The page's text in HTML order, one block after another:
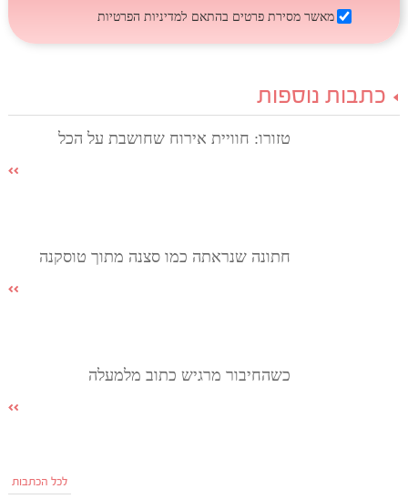
מאשר מסירת פרטים בהתאם למדיניות הפרטיות
כתבות נוספות
טזורו: חוויית אירוח שחושבת על הכל
חתונה שנראתה כמו סצנה מתוך טוסקנה
כשהחיבור מרגיש כתוב מלמעלה
לכל הכתבות